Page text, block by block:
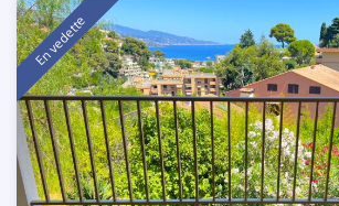
En vedette